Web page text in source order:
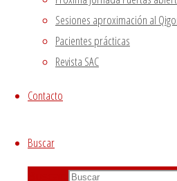
Sesiones aproximación al
Pacientes prácticas
Revista SAC
Contacto
Buscar